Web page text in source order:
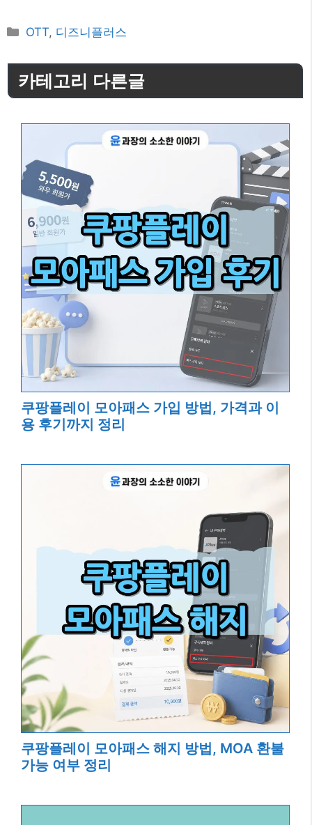
카
고
리
OTT, 디즈니플러스
카테고리 다른글
쿠팡플레이 모아패스 가입 방법, 가격과 이
용 후기까지 정리
쿠팡플레이 모아패스 해지 방법, MOA 환불
가능 여부 정리